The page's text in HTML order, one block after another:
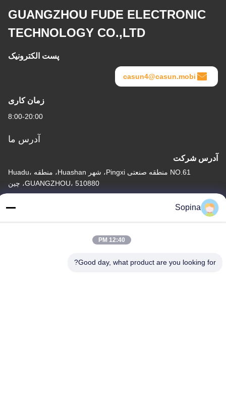
GUANGZHOU FUDE ELECTRONIC
TECHNOLOGY CO.,LTD
پست الکترونیک
casun4@casun.mobi
زمان کاری
8:00-20:00
آدرس ما
آدرس شرکت
NO.61 منطقه صنعتی Pingxi، شهر Huashan، منطقه Huadu،
GUANGZHOU، 510880، چین
آدرس کارخانه
Sopina
12:40 PM
Good day, what product are you looking for?